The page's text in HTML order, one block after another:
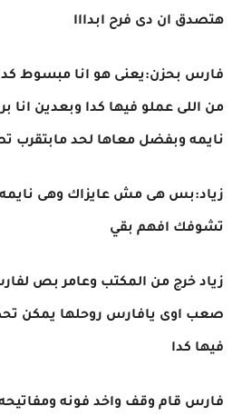
هتصدق ان دى فرح ابدااا
فارس بحزن:يعنى هو انا مبسوط
من اللى عملو فيها كدا وبعدين انا
نايمه وبفضل معاها لحد
زياد:بس هى مش عايزاك وهى
تشوفك افهم بقي
زياد خرج من المكتب وعامر بص
صعب اوى يافارس روحلها يمكن
فيها كدا
فارس قام وقف واخد فونه